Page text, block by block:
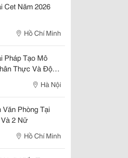
Cet Năm 2026
Hồ Chí Minh
Pháp Tạo Mô
Thực Và Độc
Hà Nội
Văn Phòng Tại
2 Nữ
Hồ Chí Minh